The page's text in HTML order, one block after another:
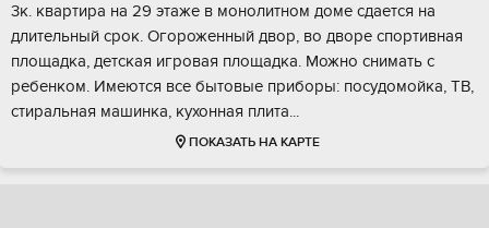
3к. квартира на 29 этаже в монолитном доме сдается на
длительный срок. Огороженный двор, во дворе спортивная
площадка, детская игровая площадка. Можно снимать с
ребенком. Имеются все бытовые приборы: посудомойка, ТВ,
стиральная машинка, кухонная плита...
ПОКАЗАТЬ НА КАРТЕ